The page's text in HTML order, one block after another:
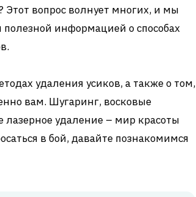
вопрос волнует многих, и мы
информацией о способах
удаления усиков, а также о том,
вам. Шугаринг, восковые
удаление – мир красоты
в бой, давайте познакомимся